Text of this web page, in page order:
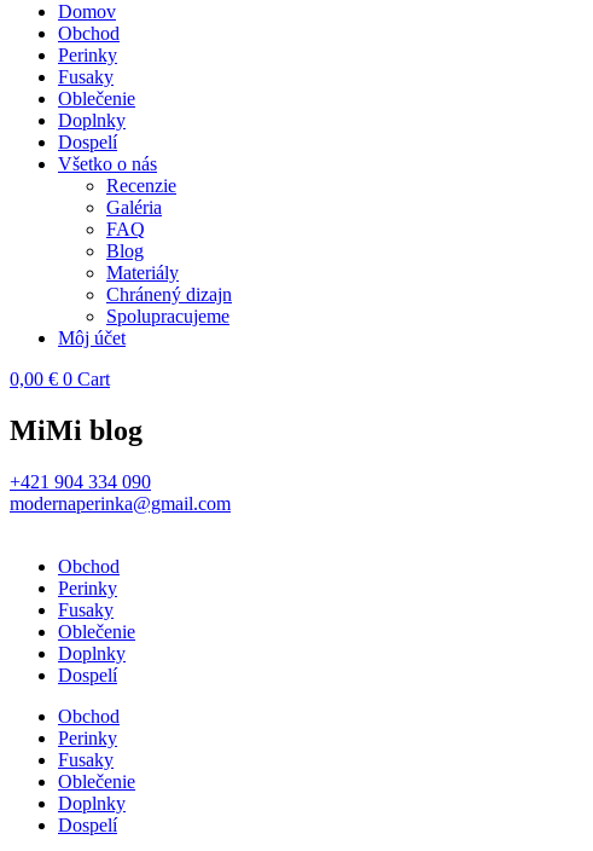
Domov
Obchod
Perinky
Fusaky
Oblečenie
Doplnky
Dospelí
Všetko o nás
Recenzie
Galéria
FAQ
Blog
Materiály
Chránený dizajn
Spolupracujeme
Môj účet
0,00 € 0 Cart
MiMi blog
+421 904 334 090
modernaperinka@gmail.com
Obchod
Perinky
Fusaky
Oblečenie
Doplnky
Dospelí
Obchod
Perinky
Fusaky
Oblečenie
Doplnky
Dospelí